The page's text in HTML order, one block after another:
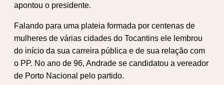
apontou o presidente.
Falando para uma plateia formada por centenas de
mulheres de várias cidades do Tocantins ele lembrou
do início da sua carreira pública e de sua relação com
o PP. No ano de 96, Andrade se candidatou a vereador
de Porto Nacional pelo partido.